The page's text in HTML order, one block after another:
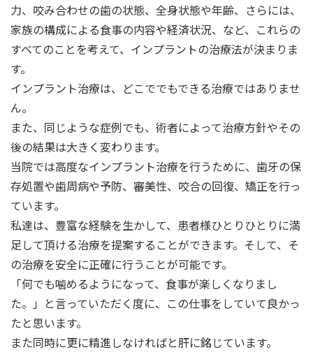
力、咬み合わせの歯の状態、全身状態や年齢、さらには、
家族の構成による食事の内容や経済状況、など、これらの
すべてのことを考えて、インプラントの治療法が決まりま
す。
インプラント治療は、どこででもできる治療ではありませ
ん。
また、同じような症例でも、術者によって治療方針やその
後の結果は大きく変わります。
当院では高度なインプラント治療を行うために、歯牙の保
存処置や歯周病や予防、審美性、咬合の回復、矯正を行っ
ています。
私達は、豊富な経験を生かして、患者様ひとりひとりに満
足して頂ける治療を提案することができます。そして、そ
の治療を安全に正確に行うことが可能です。
「何でも噛めるようになって、食事が楽しくなりまし
た。」と言っていただく度に、この仕事をしていて良かっ
たと思います。
また同時に更に精進しなければと肝に銘じています。